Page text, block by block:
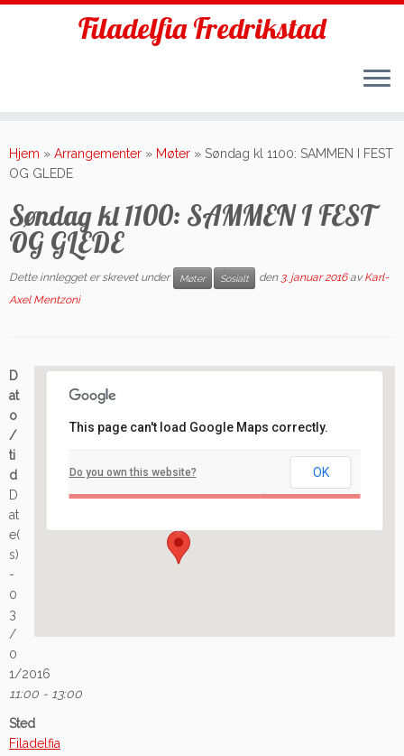
to
content
Filadelfia Fredrikstad
Hjem » Arrangementer » Møter » Søndag kl 1100: SAMMEN I FEST
OG GLEDE
Søndag kl 1100: SAMMEN I FEST
OG GLEDE
Dette innlegget er skrevet under Møter Sosialt den 3. januar 2016 avKarl-
Axel Mentzoni
Arrangement
This page can't load Google Maps correctly.
Do you own this website? OK
D
at
o
/
ti
d
D
at
e(
s)
-
0
3
/
0
1/2016
11:00 - 13:00
Sted
Filadelfia